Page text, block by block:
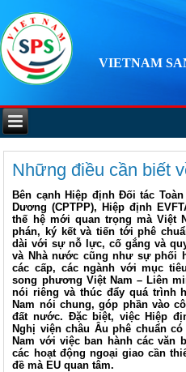
VIETNAM
Những điều cần biết
Bên cạnh Hiệp định Đối tác
Dương (CPTPP), Hiệp định
thế hệ mới quan trọng mà Việt
phán, ký kết và tiến tới phê
dài với sự nỗ lực, cố gắng và
và Nhà nước cũng như sự phối
các cấp, các ngành với mục
song phương Việt Nam – Liên
nói riêng và thúc đẩy quá trình
Nam nói chung, góp phần vào
đất nước. Đặc biệt, việc Hiệp
Nghị viện châu Âu phê chuẩn
Nam với việc ban hành các văn
các hoạt động ngoại giao cần
đề mà EU quan tâm.